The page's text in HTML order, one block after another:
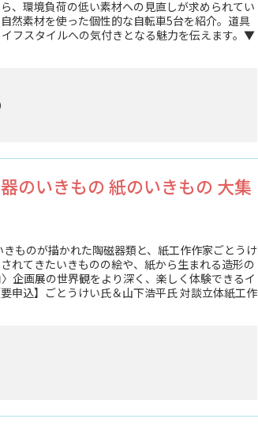
、環境負荷の低い素材への見直しが求められてい
然素材を使った個性的な自転車5台を紹介。道具
フスタイルへの気付きとなる魅力を伝えます。▼
のいきもの 紙のいきもの 大集
ものが描かれた陶磁器類と、紙工作作家ごとうけ
れてきたいきものの絵や、紙から生まれる造形の
企画展の世界観をより深く、楽しく体験できるイ
申込】ごとうけい氏＆山下浩平氏 対談立体紙工作